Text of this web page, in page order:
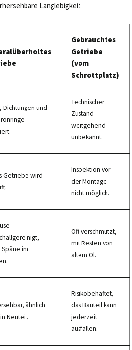
Langlebigkeit
Gebrauchtes
Getriebe
(vom
Schrottplatz)
Dichtungen und
Technischer
Zustand
weitgehend
unbekannt.
Getriebe wird
Inspektion vor
der Montage
nicht möglich.
im
Oft verschmutzt,
mit Resten von
altem Öl.
ähnlich
Neuteil.
Risikobehaftet,
das Bauteil kann
jederzeit
ausfallen.